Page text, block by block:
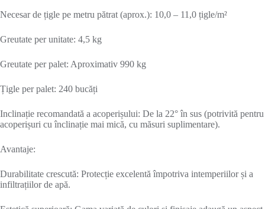
Necesar de țigle pe metru pătrat (aprox.): 10,0 – 11,0 țigle/m²
Greutate per unitate: 4,5 kg
Greutate per palet: Aproximativ 990 kg
Țigle per palet: 240 bucăți
Inclinație recomandată a acoperișului: De la 22° în sus (potrivită pentru
acoperișuri cu înclinație mai mică, cu măsuri suplimentare).
Avantaje:
Durabilitate crescută: Protecție excelentă împotriva intemperiilor și a
infiltrațiilor de apă.